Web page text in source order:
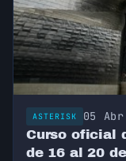
ASTERISK 05 Abr
Curso oficial
de 16 al 20